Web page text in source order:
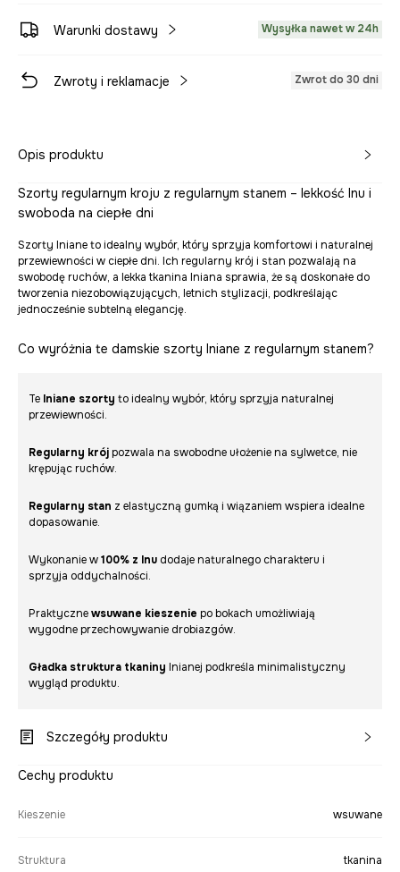
Warunki dostawy Wysyłka nawet w 24h
Zwroty i reklamacje Zwrot do 30 dni
Opis produktu
Szorty regularnym kroju z regularnym stanem – lekkość lnu i
swoboda na ciepłe dni
Szorty lniane to idealny wybór, który sprzyja komfortowi i naturalnej
przewiewności w ciepłe dni. Ich regularny krój i stan pozwalają na
swobodę ruchów, a lekka tkanina lniana sprawia, że są doskonałe do
tworzenia niezobowiązujących, letnich stylizacji, podkreślając
jednocześnie subtelną elegancję.
Co wyróżnia te damskie szorty lniane z regularnym stanem?
Te lniane szorty to idealny wybór, który sprzyja naturalnej
przewiewności.
Regularny krój pozwala na swobodne ułożenie na sylwetce, nie
krępując ruchów.
Regularny stan z elastyczną gumką i wiązaniem wspiera idealne
dopasowanie.
Wykonanie w100% z lnu dodaje naturalnego charakteru i
sprzyja oddychalności.
Praktycznewsuwane kieszenie po bokach umożliwiają
wygodne przechowywanie drobiazgów.
Gładka struktura tkaniny lnianej podkreśla minimalistyczny
wygląd produktu.
Szczegóły produktu
Cechy produktu
Kieszenie wsuwane
Struktura tkanina